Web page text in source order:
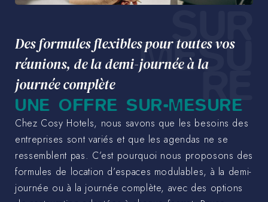
SUR
MESU
RE
Des formules flexibles pour toutes vos
réunions, de la demi-journée à la
journée complète
UNE OFFRE SUR-MESURE
Chez Cosy Hotels, nous savons que les besoins des
entreprises sont variés et que les agendas ne se
ressemblent pas. C’est pourquoi nous proposons des
formules de location d’espaces modulables, à la demi-
journée ou à la journée complète, avec des options